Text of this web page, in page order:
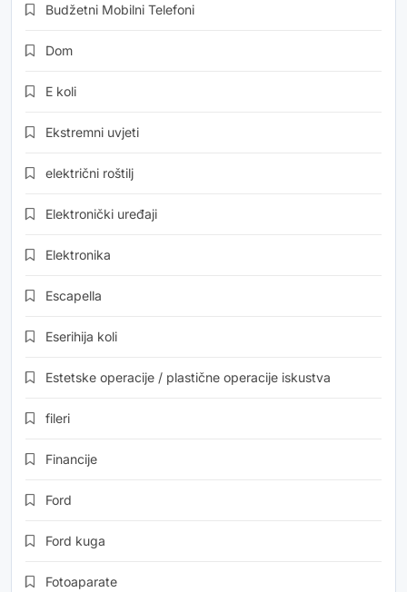
Budžetni Mobilni Telefoni
Dom
E koli
Ekstremni uvjeti
električni roštilj
Elektronički uređaji
Elektronika
Escapella
Eserihija koli
Estetske operacije / plastične operacije iskustva
fileri
Financije
Ford
Ford kuga
Fotoaparate